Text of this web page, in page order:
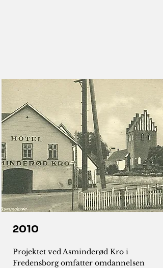
2010
Projektet ved Asminderød Kro i
Fredensborg omfatter omdannelsen